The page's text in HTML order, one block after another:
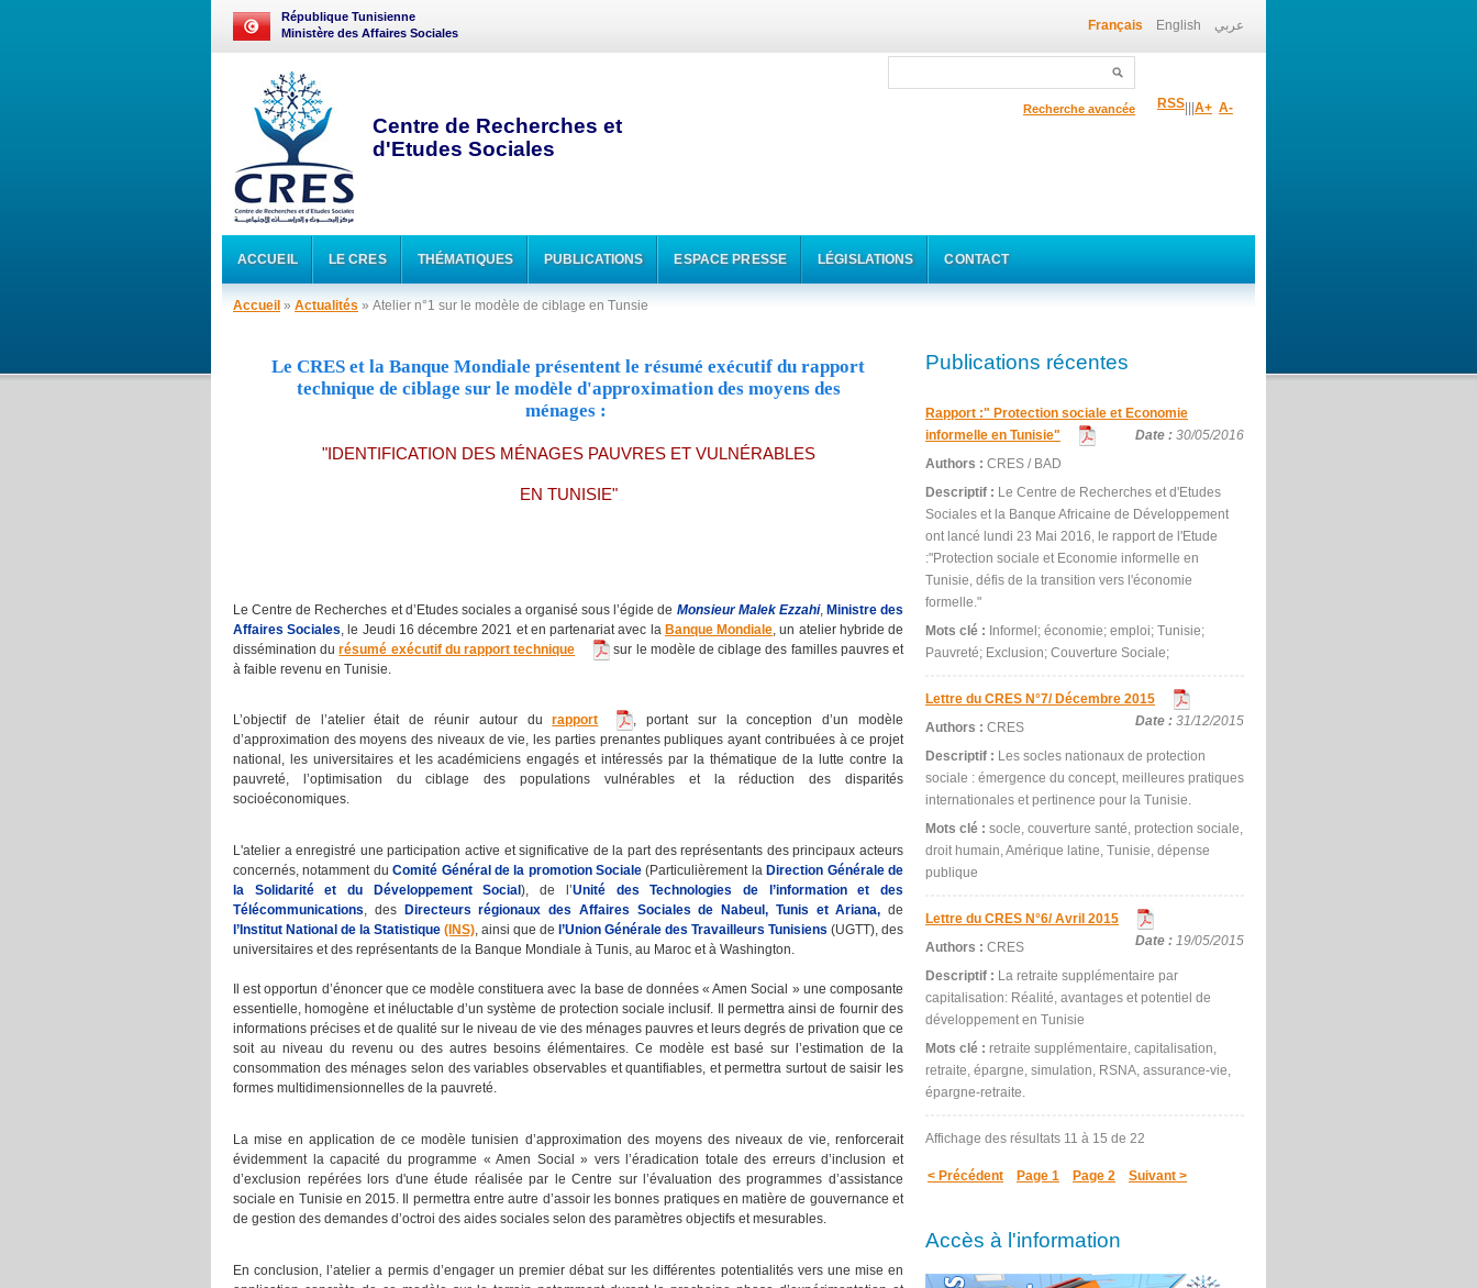
République Tunisienne
Ministère des Affaires Sociales
Français English عربي
Centre de Recherches et
d'Etudes Sociales
RSS A+ A-
Recherche avancée
ACCUEIL LE CRES THÉMATIQUES PUBLICATIONS ESPACE PRESSE LÉGISLATIONS CONTACT
Accueil » Actualités » Atelier n°1 sur le modèle de ciblage en Tunsie
Le CRES et la Banque Mondiale présentent le résumé exécutif du rapport
technique de ciblage sur le modèle d'approximation des moyens des
ménages :
"IDENTIFICATION DES MÉNAGES PAUVRES ET VULNÉRABLES
EN TUNISIE"
Le Centre de Recherches et d’Etudes sociales a organisé sous l’égide de Monsieur Malek Ezzahi, Ministre des
Affaires Sociales, le Jeudi 16 décembre 2021 et en partenariat avec la Banque Mondiale, un atelier hybride de
dissémination durésumé exécutif du rapport technique
sur le modèle de ciblage des familles pauvres et
à faible revenu en Tunisie.
L’objectif de l’atelier était de réunir autour durapport
, portant sur la conception d’un modèle
d’approximation des moyens des niveaux de vie, les parties prenantes publiques ayant contribuées à ce projet
national, les universitaires et les académiciens engagés et intéressés par la thématique de la lutte contre la
pauvreté, l’optimisation du ciblage des populations vulnérables et la réduction des disparités
socioéconomiques.
L'atelier a enregistré une participation active et significative de la part des représentants des principaux acteurs
concernés, notamment duComité Général de la promotion Sociale (Particulièrement la Direction Générale de
la Solidarité et du Développement Social), de l’Unité des Technologies de l’information et des
Télécommunications, des Directeurs régionaux des Affaires Sociales de Nabeul, Tunis et Ariana, de
l’Institut National de la Statistique (INS), ainsi que de l’Union Générale des Travailleurs Tunisiens (UGTT), des
universitaires et des représentants de la Banque Mondiale à Tunis, au Maroc et à Washington.
Il est opportun d’énoncer que ce modèle constituera avec la base de données « Amen Social » une composante
essentielle, homogène et inéluctable d’un système de protection sociale inclusif. Il permettra ainsi de fournir des
informations précises et de qualité sur le niveau de vie des ménages pauvres et leurs degrés de privation que ce
soit au niveau du revenu ou des autres besoins élémentaires. Ce modèle est basé sur l’estimation de la
consommation des ménages selon des variables observables et quantifiables, et permettra surtout de saisir les
formes multidimensionnelles de la pauvreté.
La mise en application de ce modèle tunisien d’approximation des moyens des niveaux de vie, renforcerait
évidemment la capacité du programme « Amen Social » vers l’éradication totale des erreurs d’inclusion et
d’exclusion repérées lors d'une étude réalisée par le Centre sur l’évaluation des programmes d’assistance
sociale en Tunisie en 2015. Il permettra entre autre d’assoir les bonnes pratiques en matière de gouvernance et
de gestion des demandes d’octroi des aides sociales selon des paramètres objectifs et mesurables.
En conclusion, l’atelier a permis d’engager un premier débat sur les différentes potentialités vers une mise en
Publications récentes
Rapport :" Protection sociale et Economie
informelle en Tunisie"
Date : 30/05/2016
Authors : CRES / BAD
Descriptif : Le Centre de Recherches et d'Etudes
Sociales et la Banque Africaine de Développement
ont lancé lundi 23 Mai 2016, le rapport de l'Etude
:"Protection sociale et Economie informelle en
Tunisie, défis de la transition vers l'économie
formelle."
Mots clé : Informel; économie; emploi; Tunisie;
Pauvreté; Exclusion; Couverture Sociale;
Lettre du CRES N°7/ Décembre 2015
Date : 31/12/2015
Authors : CRES
Descriptif : Les socles nationaux de protection
sociale : émergence du concept, meilleures pratiques
internationales et pertinence pour la Tunisie.
Mots clé : socle, couverture santé, protection sociale,
droit humain, Amérique latine, Tunisie, dépense
publique
Lettre du CRES N°6/ Avril 2015
Date : 19/05/2015
Authors : CRES
Descriptif : La retraite supplémentaire par
capitalisation: Réalité, avantages et potentiel de
développement en Tunisie
Mots clé : retraite supplémentaire, capitalisation,
retraite, épargne, simulation, RSNA, assurance-vie,
épargne-retraite.
Affichage des résultats 11 à 15 de 22
< Précédent Page 1 Page 2 Suivant >
Accès à l'information